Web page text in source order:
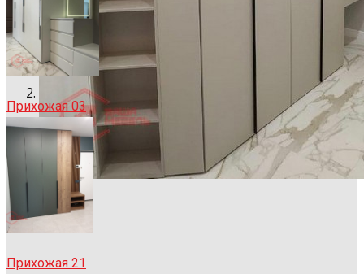
Прихожая 03
Прихожая 21